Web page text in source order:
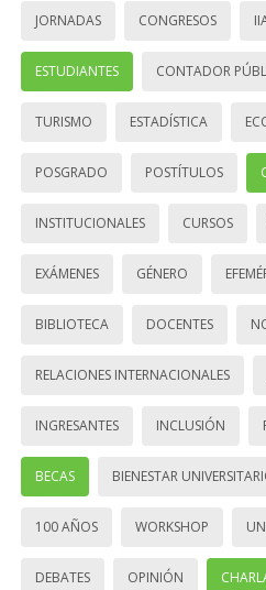
JORNADAS CONGRESOS
ESTUDIANTES CONTADOR
TURISMO ESTADÍSTICA
POSGRADO POSTÍTULOS
INSTITUCIONALES CURSOS
EXÁMENES GÉNERO
BIBLIOTECA DOCENTES
RELACIONES INTERNACIONALES
INGRESANTES INCLUSIÓN
BECAS BIENESTAR
100 AÑOS WORKSHOP
DEBATES OPINIÓN